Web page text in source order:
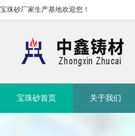
宝珠砂厂家生产基地欢迎您！
宝珠砂首页 关于我们